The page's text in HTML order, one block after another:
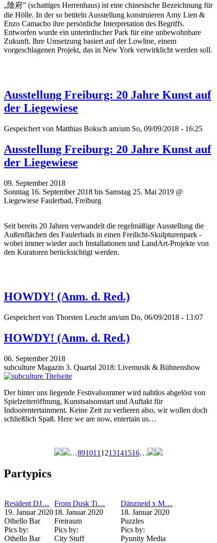
„陰府” (schattiges Herrenhaus) ist eine chinesische Bezeichnung für
die Hölle. In der so betiteln Ausstellung konstruieren Amy Lien &
Enzo Camacho ihre persönliche Interpretation des Begriffs.
Entworfen wurde ein unterirdischer Park für eine unbewohnbare
Zukunft. Ihre Umsetzung basiert auf der Lowline, einem
vorgeschlagenen Projekt, das in New York verwirklicht werden soll.
Ausstellung Freiburg: 20 Jahre Kunst auf
der Liegewiese
Gespeichert von Matthias Boksch am/um So, 09/09/2018 - 16:25
Ausstellung Freiburg: 20 Jahre Kunst auf
der Liegewiese
09. September 2018
Sonntag 16. September 2018 bis Samstag 25. Mai 2019 @
Liegewiese Faulerbad, Freiburg
Seit bereits 20 Jahren verwandelt die regelmäßige Ausstellung die
Außenflächen des Faulerbads in einen Freilicht-Skulpturenpark -
wobei immer wieder auch Installationen und LandArt-Projekte von
den Kuratoren berücksichtigt werden.
HOWDY! (Anm. d. Red.)
Gespeichert von Thorsten Leucht am/um Do, 06/09/2018 - 13:07
HOWDY! (Anm. d. Red.)
06. September 2018
subculture Magazin 3. Quartal 2018: Livemusik & Bühnenshow
Der hinter uns liegende Festivalsommer wird nahtlos abgelöst von
Spielzeiteröffnung, Kunstsaisonstart und Auftakt für
Indoorentertainment. Keine Zeit zu verlieren also, wir wollen doch
schließlich Spaß. Here we are now, entertain us…
…891011 1213141516…
Partypics
Resident DJ…
19. Januar 2020
Othello Bar
Pics by:
Othello Bar
From Dusk Ti…
18. Januar 2020
Freiraum
Pics by:
City Stuff
Dänzneid x M…
18. Januar 2020
Puzzles
Pics by:
Pyunity Media